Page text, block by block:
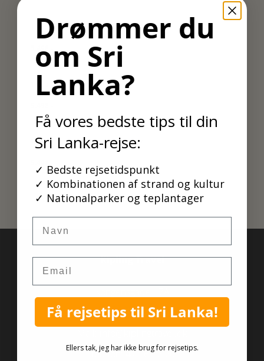
1. november - 10. december 2026
11. januar - 30. april 2027
1. november - 10. december 2027
Kipling Travel
3550 Slangerup
Telefon:47 16 12 20
Drømmer du
om Sri
Lanka?
Få vores bedste tips til din
Sri Lanka-rejse:
✓ Bedste rejsetidspunkt
✓ Kombinationen af strand og kultur
✓ Nationalparker og teplantager
Få rejsetips til Sri Lanka!
Ellers tak, jeg har ikke brug for rejsetips.